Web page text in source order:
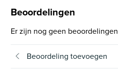
Beoordelingen
Er zijn nog geen beoordelingen
Beoordeling toevoegen